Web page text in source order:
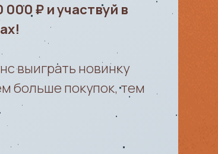
₽ и участвуй в
выиграть новинку
больше покупок, тем